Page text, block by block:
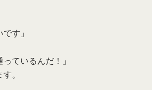
す」
ているんだ！」
。